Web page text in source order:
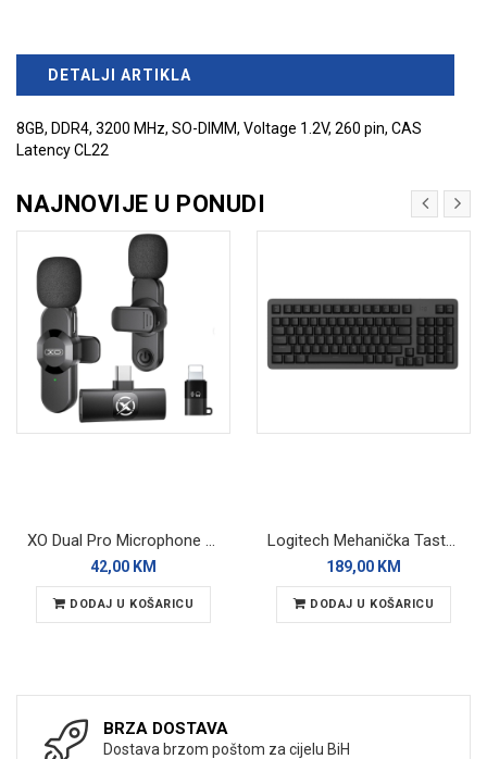
DETALJI ARTIKLA
8GB, DDR4, 3200 MHz, SO-DIMM, Voltage 1.2V, 260 pin, CAS
Latency CL22
NAJNOVIJE U PONUDI
XO Dual Pro Microphone MC14 Wireless
42,00 KM
DODAJ U KOŠARICU
Logitech Mehanička Tastatura K868 Wireless
189,00 KM
DODAJ U KOŠARICU
BRZA DOSTAVA
Dostava brzom poštom za cijelu BiH